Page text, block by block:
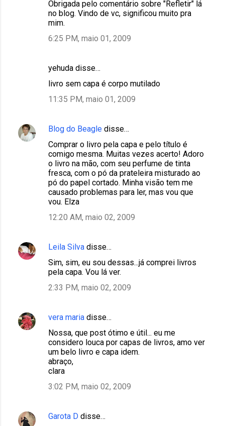
Obrigada pelo comentário sobre "Refletir" lá
no blog. Vindo de vc, significou muito pra
mim.
6:25 PM, maio 01, 2009
yehuda disse…
livro sem capa é corpo mutilado
11:35 PM, maio 01, 2009
Blog do Beagle disse…
Comprar o livro pela capa e pelo título é
comigo mesma. Muitas vezes acerto! Adoro
o livro na mão, com seu perfume de tinta
fresca, com o pó da prateleira misturado ao
pó do papel cortado. Minha visão tem me
causado problemas para ler, mas vou que
vou. Elza
12:20 AM, maio 02, 2009
Leila Silva disse…
Sim, sim, eu sou dessas...já comprei livros
pela capa. Vou lá ver.
2:33 PM, maio 02, 2009
vera maria disse…
Nossa, que post ótimo e útil... eu me
considero louca por capas de livros, amo ver
um belo livro e capa idem.
abraço,
clara
3:02 PM, maio 02, 2009
Garota D disse…